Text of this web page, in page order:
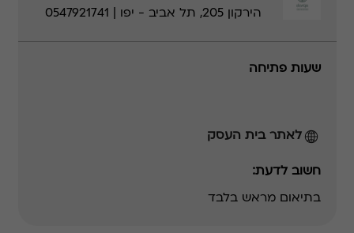
הירקון 205, תל אביב - יפו | 0547921741
שעות פתיחה
לאתר בית העסק
חשוב לדעת:
בתיאום מראש בלבד